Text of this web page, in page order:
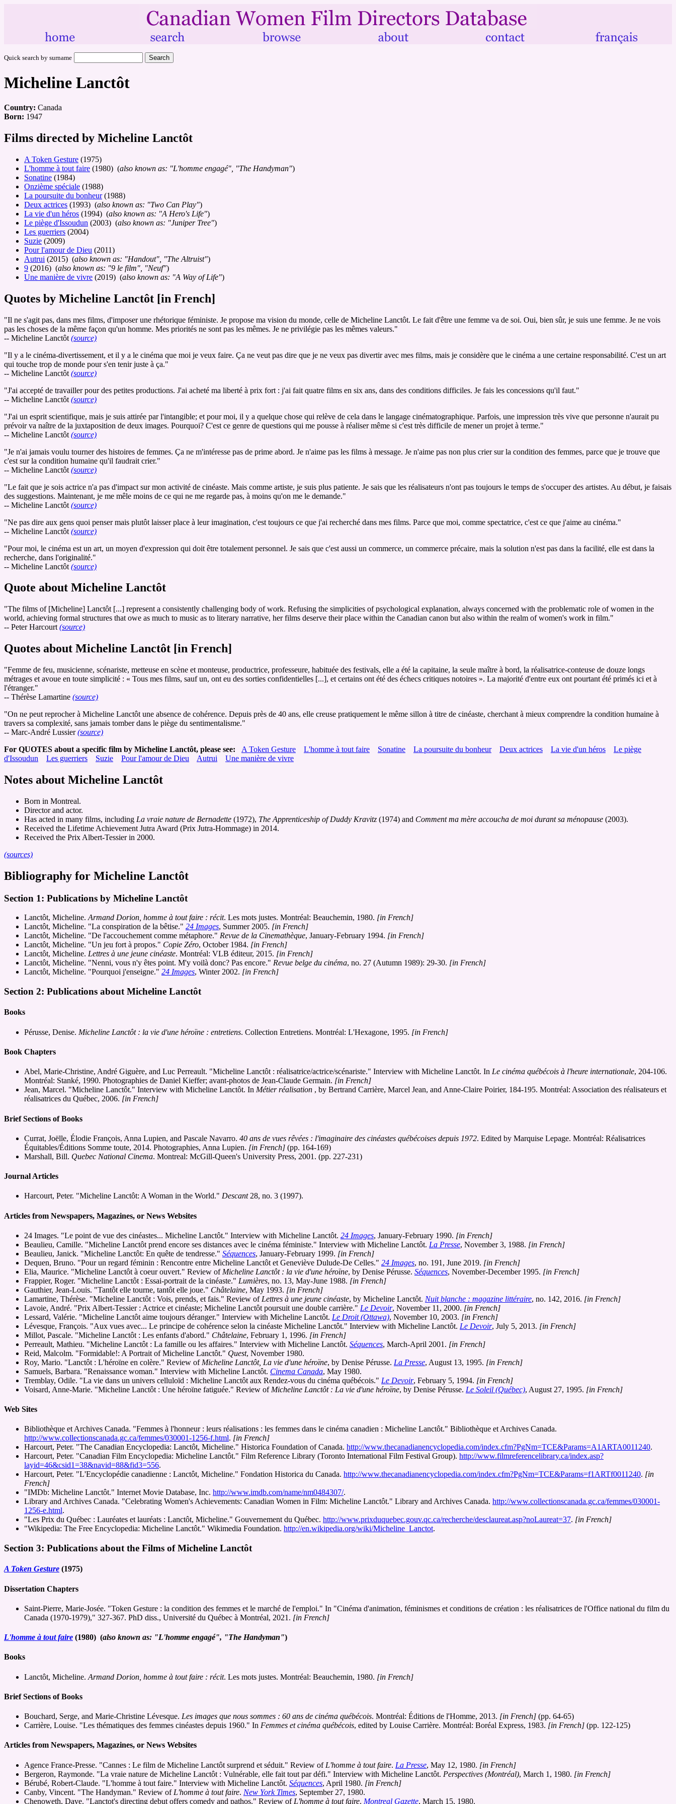
Quick search by surname
Micheline Lanctôt
Country: Canada
Born: 1947
Films directed by Micheline Lanctôt
A Token Gesture (1975)
L'homme à tout faire (1980) (also known as: "L'homme engagé", "The Handyman")
Sonatine (1984)
Onzième spéciale (1988)
La poursuite du bonheur(1988)
Deux actrices (1993) (also known as: "Two Can Play")
La vie d'un héros (1994) (also known as: "A Hero's Life")
Le piège d'Issoudun (2003) (also known as: "Juniper Tree")
Les guerriers (2004)
Suzie (2009)
Pour l'amour de Dieu (2011)
Autrui (2015) (also known as: "Handout", "The Altruist")
9 (2016) (also known as: "9 le film", "Neuf")
Une manière de vivre (2019) (also known as: "A Way of Life")
Quotes by Micheline Lanctôt [in French]
"Il ne s'agit pas, dans mes films, d'imposer une rhétorique féministe. Je propose ma vision du monde, celle de Micheline Lanctôt. Le fait d'être une femme va de soi. Oui, bien sûr, je suis une femme. Je ne vois
pas les choses de la même façon qu'un homme. Mes priorités ne sont pas les mêmes. Je ne privilégie pas les mêmes valeurs."
-- Micheline Lanctôt (source)
"Il y a le cinéma-divertissement, et il y a le cinéma que moi je veux faire. Ça ne veut pas dire que je ne veux pas divertir avec mes films, mais je considère que le cinéma a une certaine responsabilité. C'est un art
qui touche trop de monde pour s'en tenir juste à ça."
-- Micheline Lanctôt (source)
"J'ai accepté de travailler pour des petites productions. J'ai acheté ma liberté à prix fort : j'ai fait quatre films en six ans, dans des conditions difficiles. Je fais les concessions qu'il faut."
-- Micheline Lanctôt (source)
"J'ai un esprit scientifique, mais je suis attirée par l'intangible; et pour moi, il y a quelque chose qui relève de cela dans le langage cinématographique. Parfois, une impression très vive que personne n'aurait pu
prévoir va naître de la juxtaposition de deux images. Pourquoi? C'est ce genre de questions qui me pousse à réaliser même si c'est très difficile de mener un projet à terme."
-- Micheline Lanctôt (source)
"Je n'ai jamais voulu tourner des histoires de femmes. Ça ne m'intéresse pas de prime abord. Je n'aime pas les films à message. Je n'aime pas non plus crier sur la condition des femmes, parce que je trouve que
c'est sur la condition humaine qu'il faudrait crier."
-- Micheline Lanctôt (source)
"Le fait que je sois actrice n'a pas d'impact sur mon activité de cinéaste. Mais comme artiste, je suis plus patiente. Je sais que les réalisateurs n'ont pas toujours le temps de s'occuper des artistes. Au début, je faisais
des suggestions. Maintenant, je me mêle moins de ce qui ne me regarde pas, à moins qu'on me le demande."
-- Micheline Lanctôt (source)
"Ne pas dire aux gens quoi penser mais plutôt laisser place à leur imagination, c'est toujours ce que j'ai recherché dans mes films. Parce que moi, comme spectatrice, c'est ce que j'aime au cinéma."
-- Micheline Lanctôt (source)
"Pour moi, le cinéma est un art, un moyen d'expression qui doit être totalement personnel. Je sais que c'est aussi un commerce, un commerce précaire, mais la solution n'est pas dans la facilité, elle est dans la
recherche, dans l'originalité."
-- Micheline Lanctôt (source)
Quote about Micheline Lanctôt
"The films of [Micheline] Lanctôt [...] represent a consistently challenging body of work. Refusing the simplicities of psychological explanation, always concerned with the problematic role of women in the
world, achieving formal structures that owe as much to music as to literary narrative, her films deserve their place within the Canadian canon but also within the realm of women's work in film."
-- Peter Harcourt (source)
Quotes about Micheline Lanctôt [in French]
"Femme de feu, musicienne, scénariste, metteuse en scène et monteuse, productrice, professeure, habituée des festivals, elle a été la capitaine, la seule maître à bord, la réalisatrice-conteuse de douze longs
métrages et avoue en toute simplicité : « Tous mes films, sauf un, ont eu des sorties confidentielles [...], et certains ont été des échecs critiques notoires ». La majorité d'entre eux ont pourtant été primés ici et à
l'étranger."
-- Thérèse Lamartine (source)
"On ne peut reprocher à Micheline Lanctôt une absence de cohérence. Depuis près de 40 ans, elle creuse pratiquement le même sillon à titre de cinéaste, cherchant à mieux comprendre la condition humaine à
travers sa complexité, sans jamais tomber dans le piège du sentimentalisme."
-- Marc-André Lussier(source)
For QUOTES about a specific film by Micheline Lanctôt, please see:
A Token Gesture L'homme à tout faire Sonatine La poursuite du bonheur Deux actrices La vie d'un héros
Le piège
d'Issoudun
Les guerriers Suzie Pour l'amour de Dieu Autrui Une manière de vivre
Notes about Micheline Lanctôt
Born in Montreal.
Director and actor.
Has acted in many films, including La vraie nature de Bernadette (1972), The Apprenticeship of Duddy Kravitz (1974) and Comment ma mère accoucha de moi durant sa ménopause (2003).
Received the Lifetime Achievement Jutra Award (Prix Jutra-Hommage) in 2014.
Received the Prix Albert-Tessier in 2000.
(sources)
Bibliography for Micheline Lanctôt
Section 1: Publications by Micheline Lanctôt
Lanctôt, Micheline.Armand Dorion, homme à tout faire : récit. Les mots justes. Montréal: Beauchemin, 1980. [in French]
Lanctôt, Micheline. "La conspiration de la bêtise." 24 Images, Summer 2005. [in French]
Lanctôt, Micheline. "De l'accouchement comme métaphore." Revue de la Cinemathèque, January-February 1994. [in French]
Lanctôt, Micheline. "Un jeu fort à propos." Copie Zéro, October 1984. [in French]
Lanctôt, Micheline. Lettres à une jeune cinéaste. Montréal: VLB éditeur, 2015. [in French]
Lanctôt, Micheline. "Nenni, vous n'y êtes point. M'y voilà donc? Pas encore." Revue belge du cinéma, no. 27 (Autumn 1989): 29-30. [in French]
Lanctôt, Micheline. "Pourquoi j'enseigne." 24 Images, Winter 2002. [in French]
Section 2: Publications about Micheline Lanctôt
Books
Pérusse, Denise. Micheline Lanctôt : la vie d'une héroïne : entretiens. Collection Entretiens. Montréal: L'Hexagone, 1995. [in French]
Book Chapters
Abel, Marie-Christine, André Giguère, and Luc Perreault. "Micheline Lanctôt : réalisatrice/actrice/scénariste." Interview with Micheline Lanctôt. In Le cinéma québécois à l'heure internationale, 204-106.
Montréal: Stanké, 1990. Photographies de Daniel Kieffer; avant-photos de Jean-Claude Germain. [in French]
Jean, Marcel. "Micheline Lanctôt." Interview with Micheline Lanctôt. In Métier réalisation , by Bertrand Carrière, Marcel Jean, and Anne-Claire Poirier, 184-195. Montréal: Association des réalisateurs et
réalisatrices du Québec, 2006. [in French]
Brief Sections of Books
Currat, Joëlle, Élodie François, Anna Lupien, and Pascale Navarro. 40 ans de vues rêvées : l'imaginaire des cinéastes québécoises depuis 1972. Edited by Marquise Lepage. Montréal: Réalisatrices
Équitables/Éditions Somme toute, 2014. Photographies, Anna Lupien. [in French] (pp. 164-169)
Marshall, Bill. Quebec National Cinema. Montreal: McGill-Queen's University Press, 2001. (pp. 227-231)
Journal Articles
Harcourt, Peter. "Micheline Lanctôt: A Woman in the World." Descant28, no. 3 (1997).
Articles from Newspapers, Magazines, or News Websites
24 Images. "Le point de vue des cinéastes... Micheline Lanctôt." Interview with Micheline Lanctôt. 24 Images, January-February 1990. [in French]
Beaulieu, Camille. "Micheline Lanctôt prend encore ses distances avec le cinéma féministe." Interview with Micheline Lanctôt. La Presse, November 3, 1988. [in French]
Beaulieu, Janick. "Micheline Lanctôt: En quête de tendresse." Séquences, January-February 1999. [in French]
Dequen, Bruno. "Pour un regard féminin : Rencontre entre Micheline Lanctôt et Geneviève Dulude-De Celles." 24 Images, no. 191, June 2019. [in French]
Elia, Maurice. "Micheline Lanctôt à coeur ouvert." Review of Micheline Lanctôt : la vie d'une héroïne, by Denise Pérusse. Séquences, November-December 1995. [in French]
Frappier, Roger. "Micheline Lanctôt : Essai-portrait de la cinéaste." Lumières, no. 13, May-June 1988. [in French]
Gauthier, Jean-Louis. "Tantôt elle tourne, tantôt elle joue." Châtelaine, May 1993. [in French]
Lamartine, Thérèse. "Micheline Lanctôt : Vois, prends, et fais." Review of Lettres à une jeune cinéaste, by Micheline Lanctôt. Nuit blanche : magazine littéraire, no. 142, 2016. [in French]
Lavoie, André. "Prix Albert-Tessier : Actrice et cinéaste; Micheline Lanctôt poursuit une double carrière." Le Devoir, November 11, 2000. [in French]
Lessard, Valérie. "Micheline Lanctôt aime toujours déranger." Interview with Micheline Lanctôt. Le Droit (Ottawa), November 10, 2003. [in French]
Lévesque, François. "Aux vues avec... Le principe de cohérence selon la cinéaste Micheline Lanctôt." Interview with Micheline Lanctôt. Le Devoir, July 5, 2013. [in French]
Millot, Pascale. "Micheline Lanctôt : Les enfants d'abord." Châtelaine, February 1, 1996. [in French]
Perreault, Mathieu. "Micheline Lanctôt : La famille ou les affaires." Interview with Micheline Lanctôt. Séquences, March-April 2001. [in French]
Reid, Malcolm. "Formidable!: A Portrait of Micheline Lanctôt." Quest, November 1980.
Roy, Mario. "Lanctôt : L'héroïne en colère." Review of Micheline Lanctôt, La vie d'une héroïne, by Denise Pérusse. La Presse, August 13, 1995. [in French]
Samuels, Barbara. "Renaissance woman." Interview with Micheline Lanctôt. Cinema Canada, May 1980.
Tremblay, Odile. "La vie dans un univers celluloïd : Micheline Lanctôt aux Rendez-vous du cinéma québécois." Le Devoir, February 5, 1994. [in French]
Voisard, Anne-Marie. "Micheline Lanctôt : Une héroïne fatiguée." Review of Micheline Lanctôt : La vie d'une héroïne, by Denise Pérusse. Le Soleil (Québec), August 27, 1995. [in French]
Web Sites
Bibliothèque et Archives Canada. "Femmes à l'honneur : leurs réalisations : les femmes dans le cinéma canadien : Micheline Lanctôt." Bibliothèque et Archives Canada.
http://www.collectionscanada.gc.ca/femmes/030001-1256-f.html. [in French]
Harcourt, Peter. "The Canadian Encyclopedia: Lanctôt, Micheline." Historica Foundation of Canada. http://www.thecanadianencyclopedia.com/index.cfm?PgNm=TCE&Params=A1ARTA0011240.
Harcourt, Peter. "Canadian Film Encyclopedia: Micheline Lanctôt." Film Reference Library (Toronto International Film Festival Group). http://www.filmreferencelibrary.ca/index.asp?
layid=46&csid1=38&navid=88&fid3=556.
Harcourt, Peter. "L'Encyclopédie canadienne : Lanctôt, Micheline." Fondation Historica du Canada. http://www.thecanadianencyclopedia.com/index.cfm?PgNm=TCE&Params=f1ARTf0011240. [in
French]
"IMDb: Micheline Lanctôt." Internet Movie Database, Inc. http://www.imdb.com/name/nm0484307/.
Library and Archives Canada. "Celebrating Women's Achievements: Canadian Women in Film: Micheline Lanctôt." Library and Archives Canada. http://www.collectionscanada.gc.ca/femmes/030001-
1256-e.html.
"Les Prix du Québec : Lauréates et lauréats : Lanctôt, Micheline." Gouvernement du Québec. http://www.prixduquebec.gouv.qc.ca/recherche/desclaureat.asp?noLaureat=37. [in French]
"Wikipedia: The Free Encyclopedia: Micheline Lanctôt." Wikimedia Foundation. http://en.wikipedia.org/wiki/Micheline_Lanctot.
Section 3: Publications about the Films of Micheline Lanctôt
A Token Gesture (1975)
Dissertation Chapters
Saint-Pierre, Marie-Josée. "Token Gesture : la condition des femmes et le marché de l'emploi." In "Cinéma d'animation, féminismes et conditions de création : les réalisatrices de l'Office national du film du
Canada (1970-1979)," 327-367. PhD diss., Université du Québec à Montréal, 2021. [in French]
L'homme à tout faire (1980) (also known as: "L'homme engagé", "The Handyman")
Books
Lanctôt, Micheline. Armand Dorion, homme à tout faire : récit. Les mots justes. Montréal: Beauchemin, 1980. [in French]
Brief Sections of Books
Bouchard, Serge, and Marie-Christine Lévesque. Les images que nous sommes : 60 ans de cinéma québécois. Montréal: Éditions de l'Homme, 2013. [in French] (pp. 64-65)
Carrière, Louise. "Les thématiques des femmes cinéastes depuis 1960." In Femmes et cinéma québécois, edited by Louise Carrière. Montréal: Boréal Express, 1983. [in French] (pp. 122-125)
Articles from Newspapers, Magazines, or News Websites
Agence France-Presse. "Cannes : Le film de Micheline Lanctôt surprend et séduit." Review of L'homme à tout faire. La Presse, May 12, 1980. [in French]
Bergeron, Raymonde. "La vraie nature de Micheline Lanctôt : Vulnérable, elle fait tout par défi." Interview with Micheline Lanctôt. Perspectives (Montréal), March 1, 1980. [in French]
Bérubé, Robert-Claude. "L'homme à tout faire." Interview with Micheline Lanctôt. Séquences, April 1980. [in French]
Canby, Vincent. "The Handyman." Review of L'homme à tout faire. New York Times, September 27, 1980.
Chenoweth, Dave. "Lanctot's directing debut offers comedy and pathos." Review of L'homme à tout faire. Montreal Gazette, March 15, 1980.